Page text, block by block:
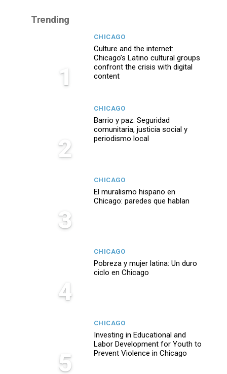
Trending
1
CHICAGO
Culture and the internet:
Chicago’s Latino cultural groups
confront the crisis with digital
content
2
CHICAGO
Barrio y paz: Seguridad
comunitaria, justicia social y
periodismo local
3
CHICAGO
El muralismo hispano en
Chicago: paredes que hablan
4
CHICAGO
Pobreza y mujer latina: Un duro
ciclo en Chicago
5
CHICAGO
Investing in Educational and
Labor Development for Youth to
Prevent Violence in Chicago